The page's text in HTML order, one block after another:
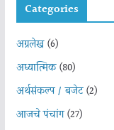
Categories
अग्रलेख(6)
अध्यात्मिक(80)
अर्थसंकल्प / बजेट(2)
आजचे पंचांग(27)